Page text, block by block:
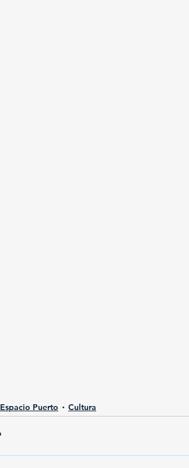
Espacio Puerto Cultura